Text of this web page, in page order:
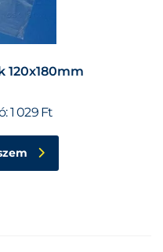
120x180mm
1 029 Ft